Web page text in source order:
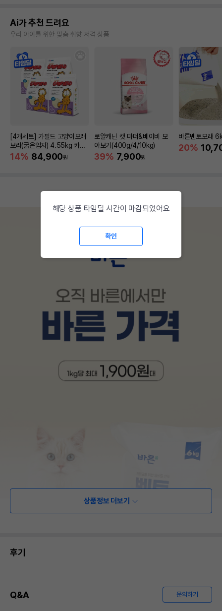
Ai가 추천 드려요
우리 아이를 위한 맞춤 취향 저격 상품
[4개세트] 가필드 고양이모래
보라(굵은입자) 4.55kg 카사
바모래
14% 84,900원
로얄캐닌 캣 마더&베이비 모
아보기(400g/4/10kg)
39% 7,900원
바른벤토모래
20%
상품정보 더보기
후기
Q&A 문의하기
해당 상품 타임딜 시간이 마감되었어요
확인